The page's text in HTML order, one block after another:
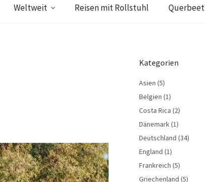
Weltweit Reisen mit Rollstuhl Querbeet
Kategorien
Asien (5)
Belgien (1)
Costa Rica (2)
Dänemark(1)
Deutschland (34)
England (1)
Frankreich (5)
Griechenland (5)